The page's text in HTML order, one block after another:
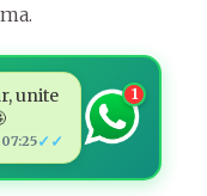
unite
07:25✓✓
1